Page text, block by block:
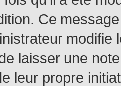
Ce
modifie
laisser une
leur propre